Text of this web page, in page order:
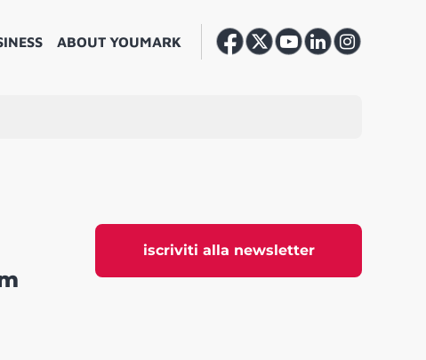
ABOUT YOUMARK
iscriviti alla newsletter